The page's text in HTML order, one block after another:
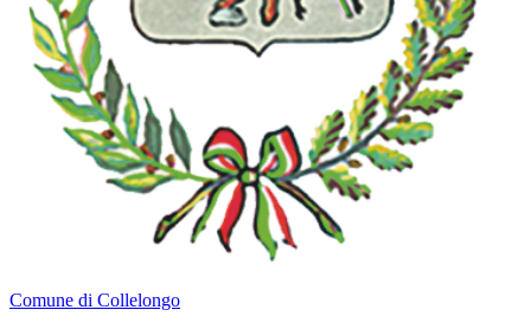
Comune di Collelongo